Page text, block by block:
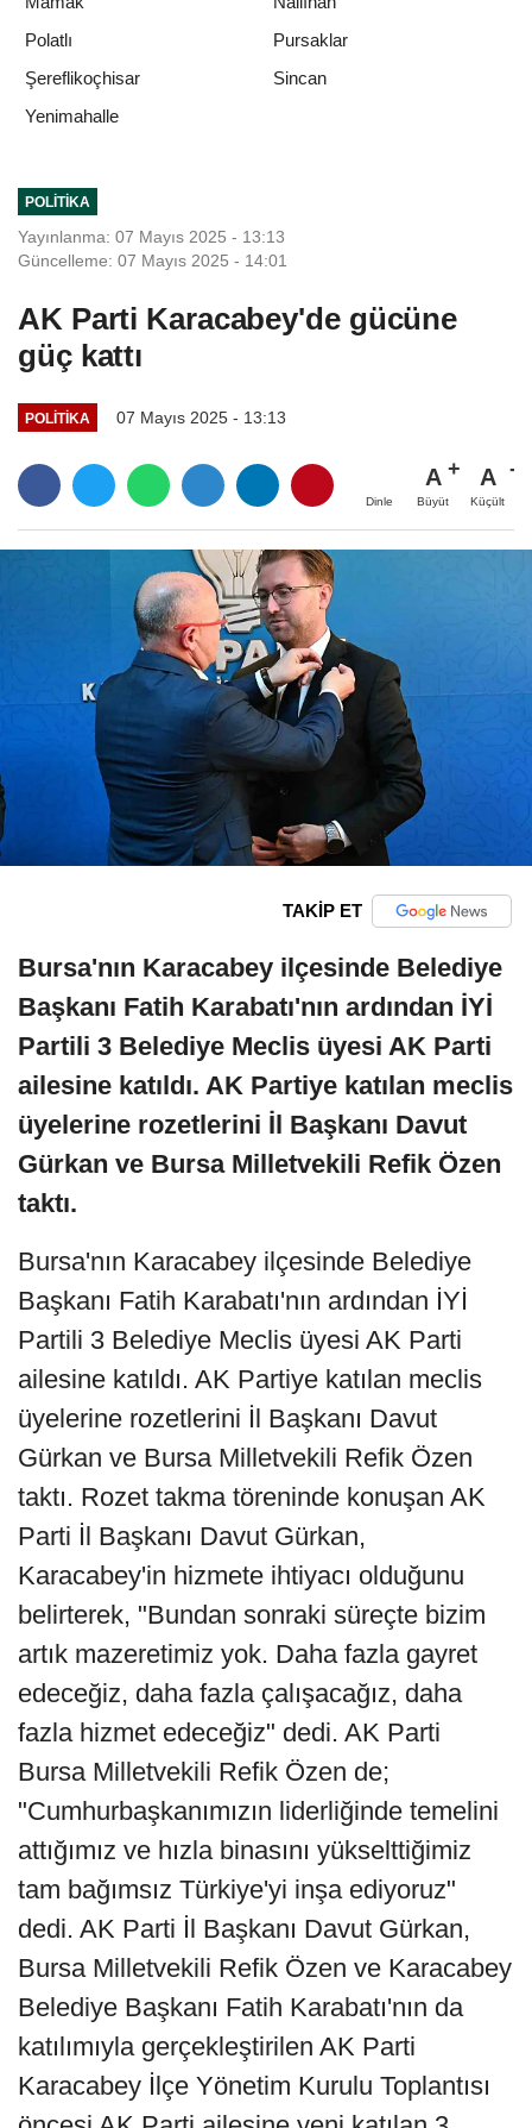
Polatlı
Pursaklar
Şereflikoçhisar
Sincan
Yenimahalle
POLITIKA
Yayınlanma: 07 Mayıs 2025 - 13:13
Güncelleme: 07 Mayıs 2025 - 14:01
AK Parti Karacabey'de gücüne
güç kattı
POLITIKA 07 Mayıs 2025 - 13:13
Dinle
A
Büyüt
A
Küçült
TAKİP ET
Bursa'nın Karacabey ilçesinde Belediye
Başkanı Fatih Karabatı'nın ardından İYİ
Partili 3 Belediye Meclis üyesi AK Parti
ailesine katıldı. AK Partiye katılan meclis
üyelerine rozetlerini İl Başkanı Davut
Gürkan ve Bursa Milletvekili Refik Özen
taktı.
Bursa'nın Karacabey ilçesinde Belediye
Başkanı Fatih Karabatı'nın ardından İYİ
Partili 3 Belediye Meclis üyesi AK Parti
ailesine katıldı. AK Partiye katılan meclis
üyelerine rozetlerini İl Başkanı Davut
Gürkan ve Bursa Milletvekili Refik Özen
taktı. Rozet takma töreninde konuşan AK
Parti İl Başkanı Davut Gürkan,
Karacabey'in hizmete ihtiyacı olduğunu
belirterek, "Bundan sonraki süreçte bizim
artık mazeretimiz yok. Daha fazla gayret
edeceğiz, daha fazla çalışacağız, daha
fazla hizmet edeceğiz" dedi. AK Parti
Bursa Milletvekili Refik Özen de;
"Cumhurbaşkanımızın liderliğinde temelini
attığımız ve hızla binasını yükselttiğimiz
tam bağımsız Türkiye'yi inşa ediyoruz"
dedi. AK Parti İl Başkanı Davut Gürkan,
Bursa Milletvekili Refik Özen ve Karacabey
Belediye Başkanı Fatih Karabatı'nın da
katılımıyla gerçekleştirilen AK Parti
Karacabey İlçe Yönetim Kurulu Toplantısı